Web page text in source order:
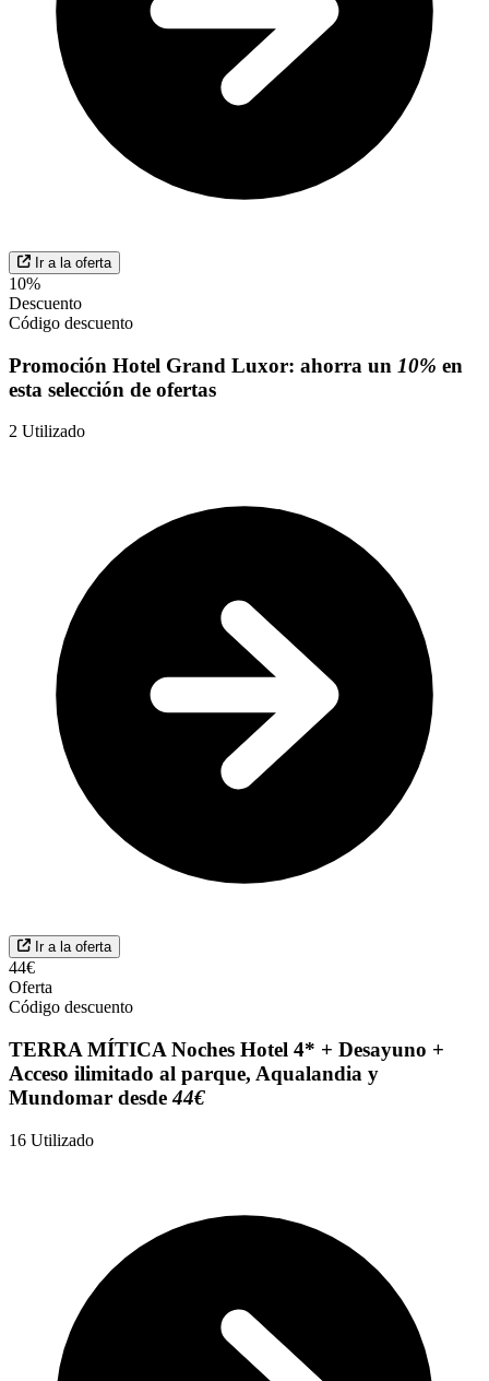
Ir a la oferta
10%
Descuento
Código descuento
Promoción Hotel Grand Luxor: ahorra un 10% en
esta selección de ofertas
2 Utilizado
Ir a la oferta
44€
Oferta
Código descuento
TERRA MÍTICA Noches Hotel 4* + Desayuno +
Acceso ilimitado al parque, Aqualandia y
Mundomar desde44€
16 Utilizado